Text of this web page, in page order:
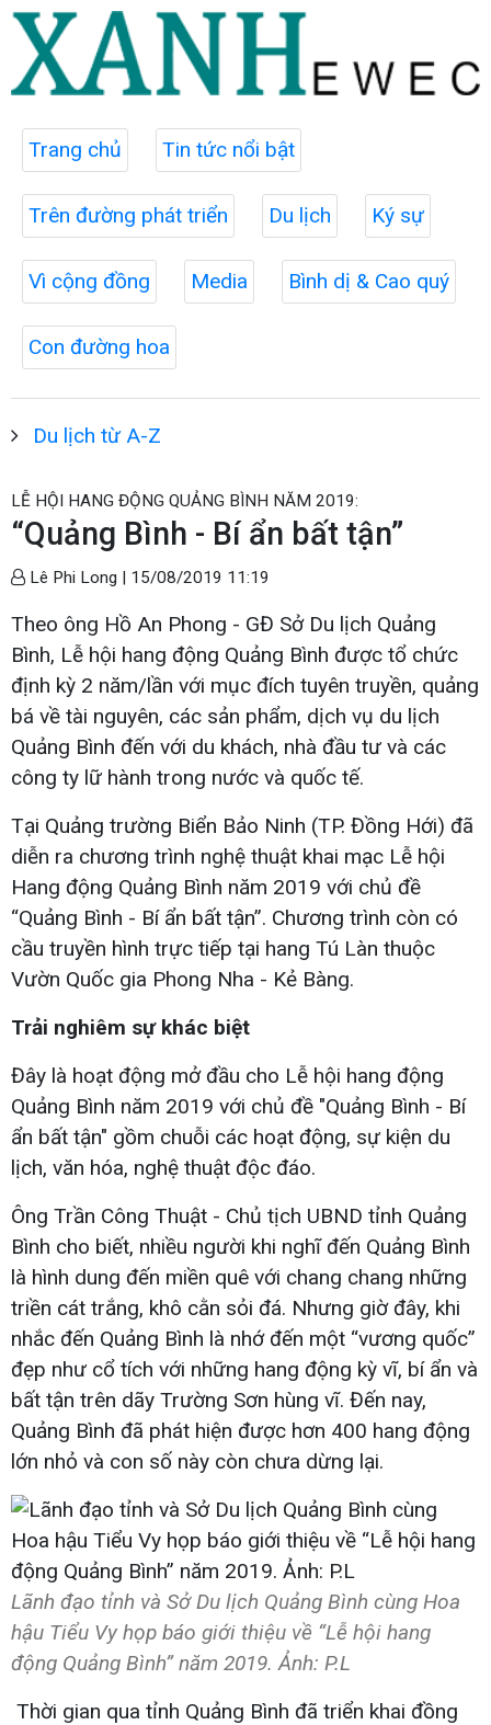
Trang chủ Tin tức nổi bật
Trên đường phát triển Du lịch Ký sự
Vì cộng đồng Media Bình dị & Cao quý
Con đường hoa
Du lịch từ A-Z
LỄ HỘI HANG ĐỘNG QUẢNG BÌNH NĂM 2019:
“Quảng Bình - Bí ẩn bất tận”
Lê Phi Long | 15/08/2019 11:19
Theo ông Hồ An Phong - GĐ Sở Du lịch Quảng
Bình, Lễ hội hang động Quảng Bình được tổ chức
định kỳ 2 năm/lần với mục đích tuyên truyền, quảng
bá về tài nguyên, các sản phẩm, dịch vụ du lịch
Quảng Bình đến với du khách, nhà đầu tư và các
công ty lữ hành trong nước và quốc tế.
Tại Quảng trường Biển Bảo Ninh (TP. Đồng Hới) đã
diễn ra chương trình nghệ thuật khai mạc Lễ hội
Hang động Quảng Bình năm 2019 với chủ đề
“Quảng Bình - Bí ẩn bất tận”. Chương trình còn có
cầu truyền hình trực tiếp tại hang Tú Làn thuộc
Vườn Quốc gia Phong Nha - Kẻ Bàng.
Trải nghiêm sự khác biệt
Đây là hoạt động mở đầu cho Lễ hội hang động
Quảng Bình năm 2019 với chủ đề "Quảng Bình - Bí
ẩn bất tận" gồm chuỗi các hoạt động, sự kiện du
lịch, văn hóa, nghệ thuật độc đáo.
Ông Trần Công Thuật - Chủ tịch UBND tỉnh Quảng
Bình cho biết, nhiều người khi nghĩ đến Quảng Bình
là hình dung đến miền quê với chang chang những
triền cát trắng, khô cằn sỏi đá. Nhưng giờ đây, khi
nhắc đến Quảng Bình là nhớ đến một “vương quốc”
đẹp như cổ tích với những hang động kỳ vĩ, bí ẩn và
bất tận trên dãy Trường Sơn hùng vĩ. Đến nay,
Quảng Bình đã phát hiện được hơn 400 hang động
lớn nhỏ và con số này còn chưa dừng lại.
Lãnh đạo tỉnh và Sở Du lịch Quảng Bình cùng Hoa
hậu Tiểu Vy họp báo giới thiệu về “Lễ hội hang
động Quảng Bình” năm 2019. Ảnh: P.L
Thời gian qua tỉnh Quảng Bình đã triển khai đồng